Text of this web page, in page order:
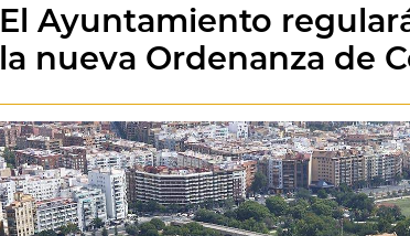
El Ayuntamiento
la nueva Ordenanza de